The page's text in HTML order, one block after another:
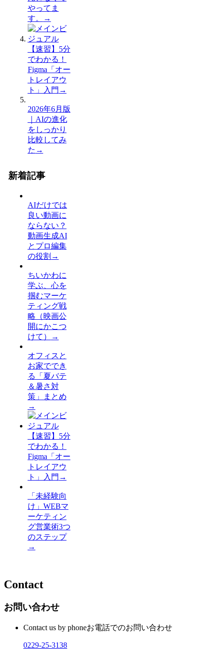
やってま
す。
→
【速習】5分
でわかる！
Figma「オー
トレイアウ
ト」入門 →
2026年6月版
｜AIの進化
をしっかり
比較してみ
た →
新着記事
AIだけでは
良い動画に
ならない？
動画生成AI
とプロ編集
の役割 →
ちいかわに
学ぶ、心を
掴むマーケ
ティング戦
略（映画公
開にかこつ
けて）
→
オフィスと
お家ででき
る「夏バテ
＆暑さ対
策」まとめ
→
【速習】5分
でわかる！
Figma「オー
トレイアウ
ト」入門 →
「未経験向
け」WEBマ
ーケティン
グ営業術3つ
のステップ
→
Contact
お問い合わせ
Contact us by phoneお電話でのお問い合わせ
0229-25-3138